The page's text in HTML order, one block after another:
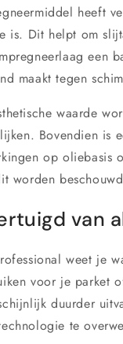
heeft
is. Dit helpt om
een
maakt tegen
waarde
Bovendien is
op oliebasis
worden
van
weet je
voor je parket
duurder
te